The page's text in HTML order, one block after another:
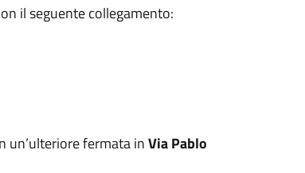
il seguente collegamento:
un’ulteriore fermata inVia Pablo